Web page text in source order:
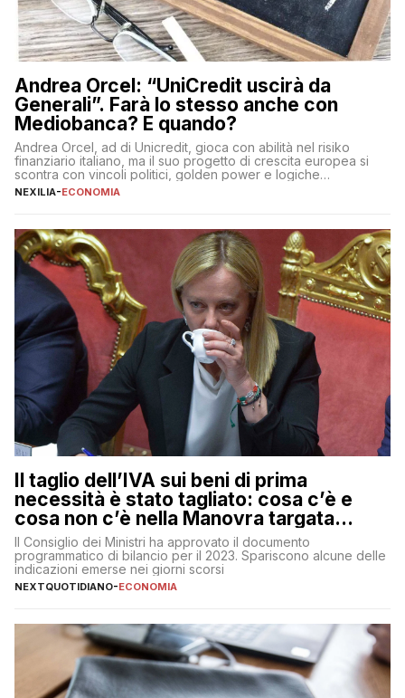
Andrea Orcel: “UniCredit uscirà da
Generali”. Farà lo stesso anche con
Mediobanca? E quando?
Andrea Orcel, ad di Unicredit, gioca con abilità nel risiko
finanziario italiano, ma il suo progetto di crescita europea si
scontra con vincoli politici, golden power e logiche
protezionistiche. Orcel e la mossa su Generali Andrea Orcel,
NEXILIA-ECONOMIA
Il taglio dell’IVA sui beni di prima
necessità è stato tagliato: cosa c’è e
cosa non c’è nella Manovra targata
Meloni
Il Consiglio dei Ministri ha approvato il documento
programmatico di bilancio per il 2023. Spariscono alcune delle
indicazioni emerse nei giorni scorsi
NEXTQUOTIDIANO-ECONOMIA